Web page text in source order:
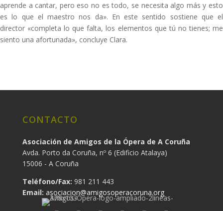
aprende a cantar, pero eso no es todo, se necesita algo más y esto
es lo que el maestro nos da». En este sentido sostiene que el
director «completa lo que falta, los elementos que tú no tienes; me
siento una afortunada», concluye Clara.
CONTACTO
Asociación de Amigos de la Ópera de A Coruña
Avda. Porto da Coruña, nº 6 (Edificio Atalaya)
15006 - A Coruña
Teléfono/Fax: 981 211 443
Email: asociacion@amigosoperacoruna.org